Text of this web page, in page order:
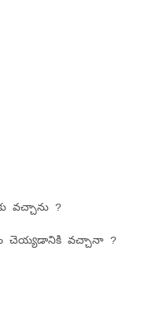
వచ్చాను ?
చెయ్యడానికి వచ్చానా ?